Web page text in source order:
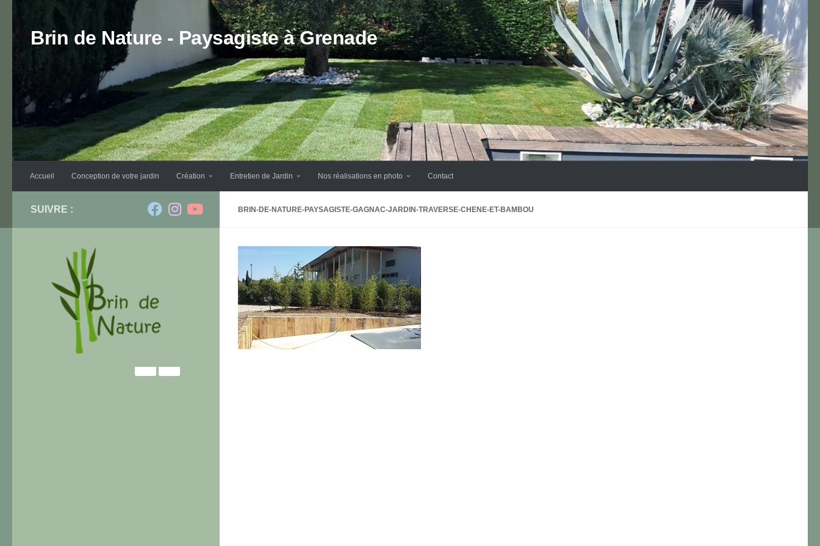
Brin de Nature - Paysagiste à Grenade
Accueil Conception de votre jardin Création Entretien de Jardin Nos réalisations en photo Contact
BRIN-DE-NATURE-PAYSAGISTE-GAGNAC-JARDIN-TRAVERSE-CHENE-ET-BAMBOU
SUIVRE :